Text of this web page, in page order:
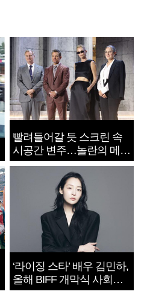
빨려들어갈 듯 스크린 속
시공간 변주…놀란의 메시
지는 ‘전쟁 속죄’
‘라이징 스타’ 배우 김민하,
올해 BIFF 개막식 사회자
확정